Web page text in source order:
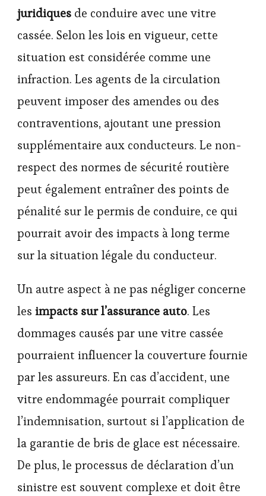
juridiques de conduire avec une vitre
cassée. Selon les lois en vigueur, cette
situation est considérée comme une
infraction. Les agents de la circulation
peuvent imposer des amendes ou des
contraventions, ajoutant une pression
supplémentaire aux conducteurs. Le non-
respect des normes de sécurité routière
peut également entraîner des points de
pénalité sur le permis de conduire, ce qui
pourrait avoir des impacts à long terme
sur la situation légale du conducteur.
Un autre aspect à ne pas négliger concerne
les impacts sur l’assurance auto. Les
dommages causés par une vitre cassée
pourraient influencer la couverture fournie
par les assureurs. En cas d’accident, une
vitre endommagée pourrait compliquer
l’indemnisation, surtout si l’application de
la garantie de bris de glace est nécessaire.
De plus, le processus de déclaration d’un
sinistre est souvent complexe et doit être